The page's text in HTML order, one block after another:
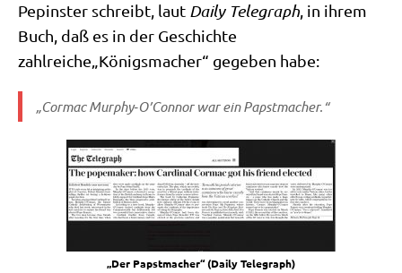
Pepin­ster schreibt, laut Dai­ly Tele­graph , in ihrem
Buch, daß es in der Geschich­te
zahlreiche„Königsmacher“ gege­ben habe:
„Cor­mac Murphy‑O’Connor war ein Papstmacher.“
„Der Papst­ma­cher“ (Dai­ly Telegraph)